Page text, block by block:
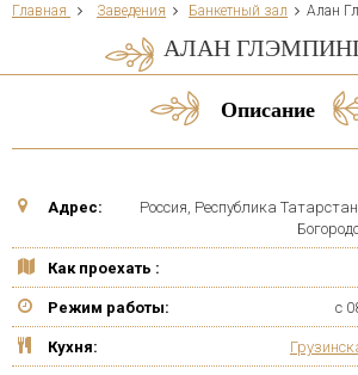
Главная Заведения Банкетный зал Алан
АЛАН
Описание
Адрес:
Россия, Республика
Как проехать :
Режим работы: с
Кухня: